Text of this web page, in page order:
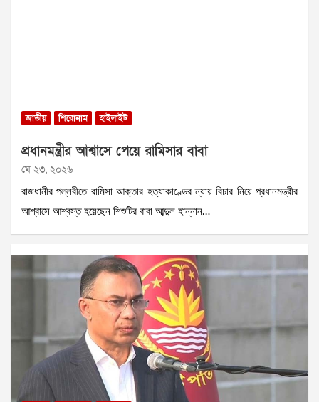
জাতীয় শিরোনাম হাইলাইট
প্রধানমন্ত্রীর আশ্বাসে পেয়ে রামিসার বাবা
মে ২৩, ২০২৬
রাজধানীর পল্লবীতে রামিসা আক্তার হত্যাকাণ্ডের ন্যায় বিচার নিয়ে প্রধানমন্ত্রীর
আশ্বাসে আশ্বস্ত হয়েছেন শিশুটির বাবা আব্দুল হান্নান…